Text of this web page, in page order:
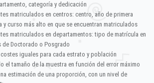
categoría y dedicación
matriculados en centros: centro, año de primera
y curso más alto en que se encuentran matriculados
matriculados en departamentos: tipo de matrícula en
de Doctorado o Posgrado
iguales para cada estrato y población
el tamaño de la muestra en función del error máximo
estimación de una proporción, con un nivel de